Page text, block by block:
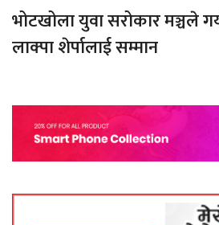
भोटखोला युवा सरोकार मञ्चले
लाक्पा शेर्पालाई सम्मान